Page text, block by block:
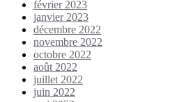
février 2023
janvier 2023
décembre 2022
novembre 2022
octobre 2022
août 2022
juillet 2022
juin 2022